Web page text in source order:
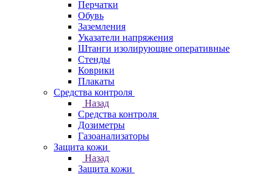
Перчатки
Обувь
Заземления
Указатели напряжения
Штанги изолирующие оперативные
Стенды
Коврики
Плакаты
Средства контроля
Назад
Средства контроля
Дозиметры
Газоанализаторы
Защита кожи
Назад
Защита кожи